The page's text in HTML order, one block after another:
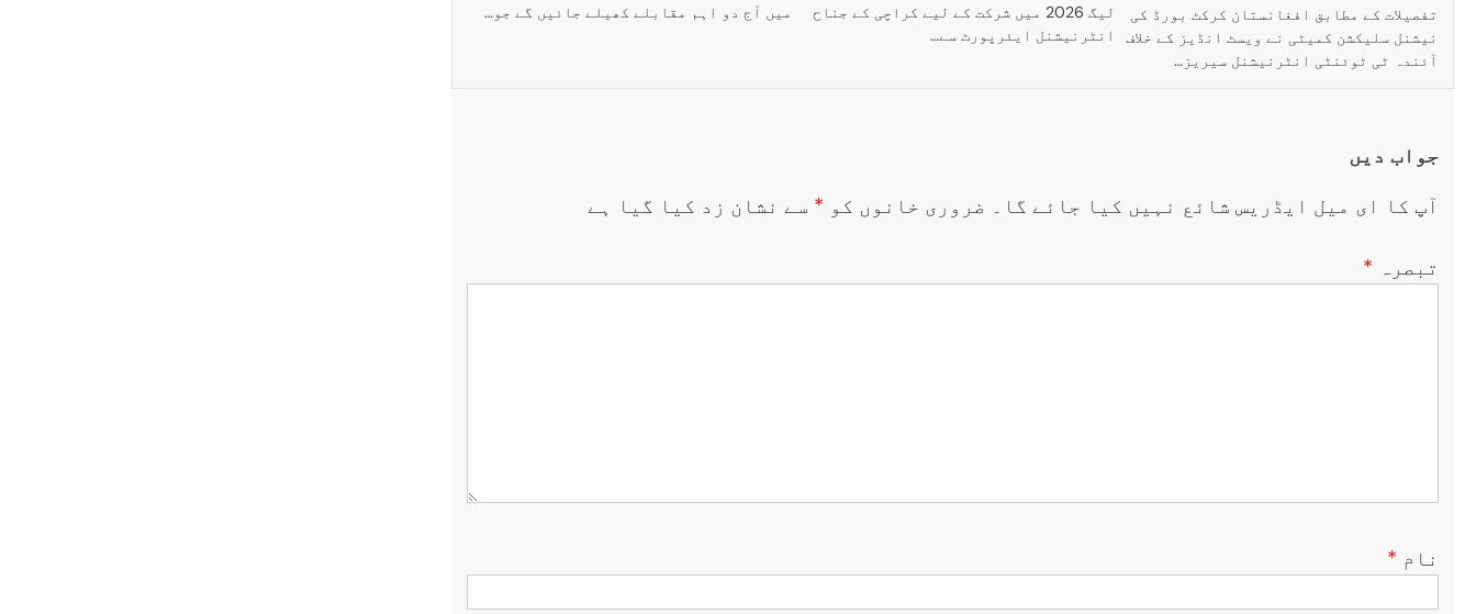
تفصیلات کے مطابق افغانستان کرکٹ بورڈ کی
نیشنل سلیکشن کمیٹی نے ویسٹ انڈیز کے خلاف
آئندہ ٹی ٹوئنٹی انٹرنیشنل سیریز…
لیگ 2026 میں شرکت کے لیے کراچی کے جناح
انٹرنیشنل ایئرپورٹ سے…
میں آج دو اہم مقابلے کھیلے جائیں گے جو…
جواب دیں
آپ کا ای میل ایڈریس شائع نہیں کیا جائے گا۔ ضروری خانوں کو * سے نشان زد کیا گیا ہے
تبصرہ *
نام *